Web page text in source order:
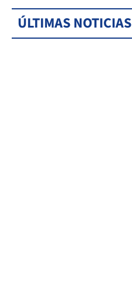
ÚLTIMAS NOTICIAS